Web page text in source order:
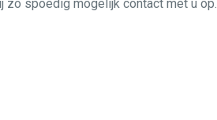
zo spoedig mogelijk contact met u op.